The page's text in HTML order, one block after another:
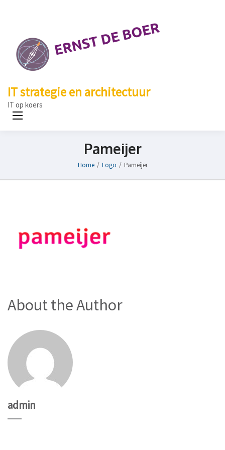
IT strategie en architectuur
IT op koers
Pameijer
Home / Logo / Pameijer
About the Author
admin